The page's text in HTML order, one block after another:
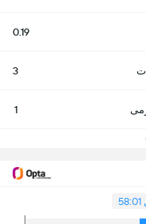
0.19
3
1